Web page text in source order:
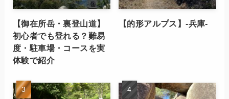
【御在所岳・裏登山道】
初心者でも登れる？難易
度・駐車場・コースを実
体験で紹介
【的形アルプス】-兵庫-